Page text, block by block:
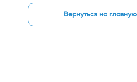
Вернуться на главную